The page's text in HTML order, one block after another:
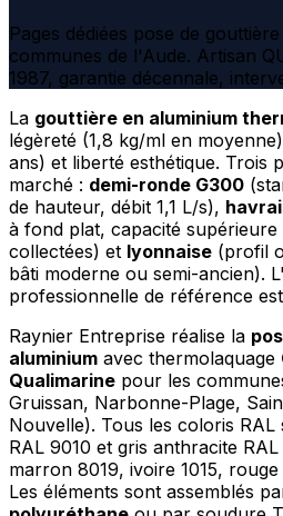
Pages dédiées pose de
communes de l'Aude. Artisan
1987, garantie décennale,
La gouttière en aluminium
légèreté (1,8 kg/ml en
ans) et liberté esthétique. Trois
marché : demi-ronde G300
de hauteur, débit 1,1 L/s),
à fond plat, capacité
collectées) et lyonnaise (profil
bâti moderne ou semi-ancien).
professionnelle de référence
Raynier Entreprise réalise la
aluminium avec thermolaquage
Qualimarine pour les
Gruissan, Narbonne-Plage,
Nouvelle). Tous les coloris
RAL 9010 et gris anthracite
marron 8019, ivoire 1015, rouge
Les éléments sont assemblés